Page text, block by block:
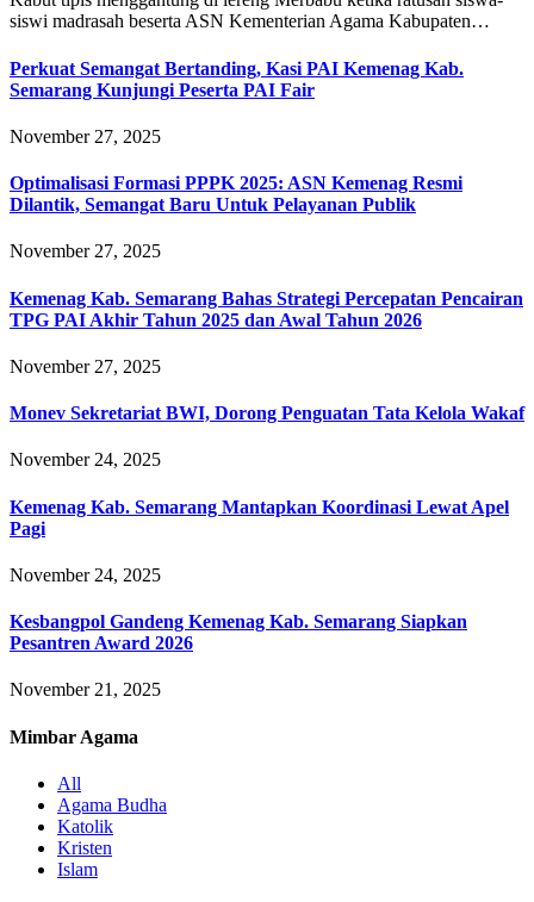
siswi madrasah beserta ASN Kementerian Agama Kabupaten…
Perkuat Semangat Bertanding, Kasi PAI Kemenag Kab.
Semarang Kunjungi Peserta PAI Fair
November 27, 2025
Optimalisasi Formasi PPPK 2025: ASN Kemenag Resmi
Dilantik, Semangat Baru Untuk Pelayanan Publik
November 27, 2025
Kemenag Kab. Semarang Bahas Strategi Percepatan Pencairan
TPG PAI Akhir Tahun 2025 dan Awal Tahun 2026
November 27, 2025
Monev Sekretariat BWI, Dorong Penguatan Tata Kelola Wakaf
November 24, 2025
Kemenag Kab. Semarang Mantapkan Koordinasi Lewat Apel
Pagi
November 24, 2025
Kesbangpol Gandeng Kemenag Kab. Semarang Siapkan
Pesantren Award 2026
November 21, 2025
Mimbar Agama
All
Agama Budha
Katolik
Kristen
Islam